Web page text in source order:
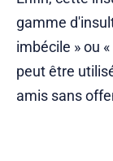
gamme
imbécile » ou
peut être
amis sans